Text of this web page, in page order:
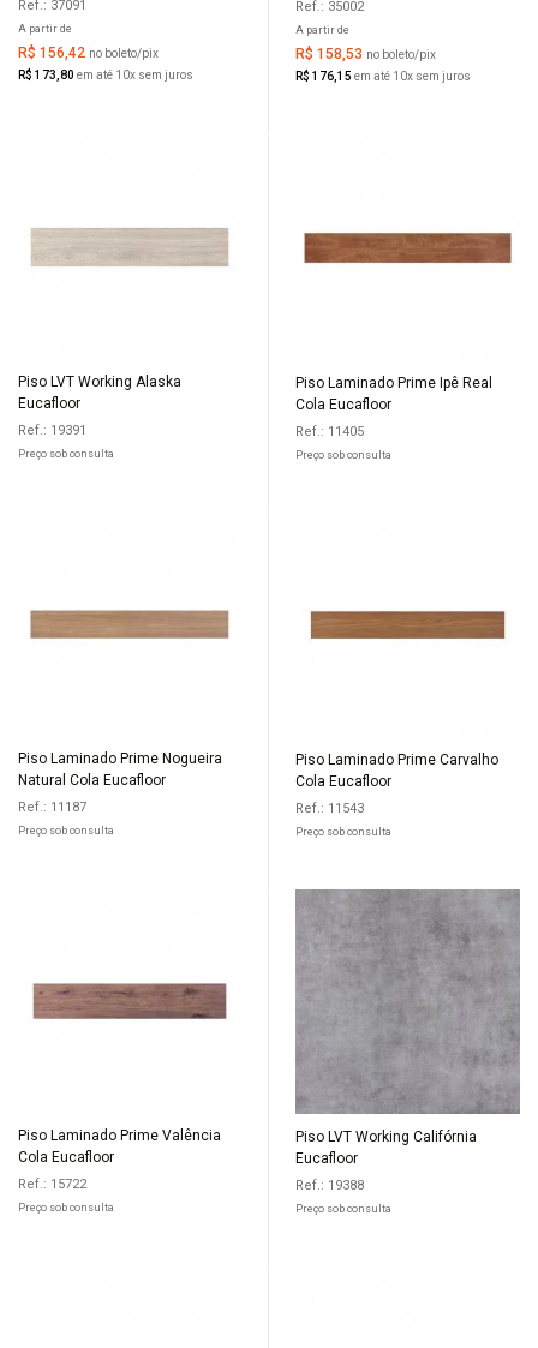
Ref.: 37091
A partir de
R$ 156,42 no boleto/pix
R$ 173,80 em até 10x sem juros
Ref.: 35002
A partir de
R$ 158,53 no boleto/pix
R$ 176,15 em até 10x sem juros
Piso LVT Working Alaska
Eucafloor
Ref.: 19391
Preço sob consulta
Piso Laminado Prime Ipê Real
Cola Eucafloor
Ref.: 11405
Preço sob consulta
Piso Laminado Prime Nogueira
Natural Cola Eucafloor
Ref.: 11187
Preço sob consulta
Piso Laminado Prime Carvalho
Cola Eucafloor
Ref.: 11543
Preço sob consulta
Piso Laminado Prime Valência
Cola Eucafloor
Ref.: 15722
Preço sob consulta
Piso LVT Working Califórnia
Eucafloor
Ref.: 19388
Preço sob consulta